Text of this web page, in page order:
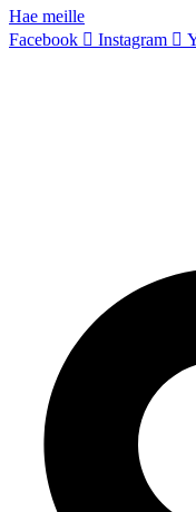
Hae meille
Facebook
Instagram